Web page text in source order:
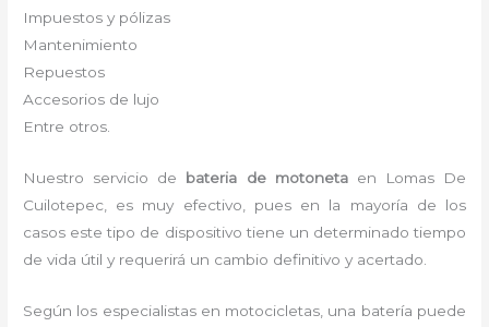
Impuestos y pólizas
Mantenimiento
Repuestos
Accesorios de lujo
Entre otros.
Nuestro servicio de bateria de motonetaen Lomas De
Cuilotepec, es muy efectivo, pues en la mayoría de los
casos este tipo de dispositivo tiene un determinado tiempo
de vida útil y requerirá un cambio definitivo y acertado.
Según los especialistas en motocicletas, una batería puede